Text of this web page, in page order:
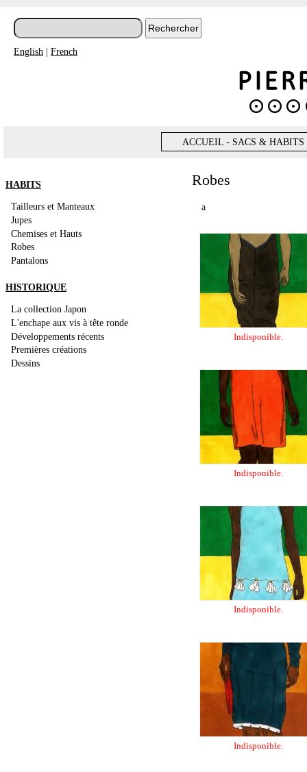
English | French
ACCUEIL - SACS & HABITS
HABITS
Tailleurs et Manteaux
Jupes
Chemises et Hauts
Robes
Pantalons
HISTORIQUE
La collection Japon
L'enchape aux vis à tête ronde
Développements récents
Premières créations
Dessins
Robes
a
Indisponible.
Indisponible.
Indisponible.
Indisponible.